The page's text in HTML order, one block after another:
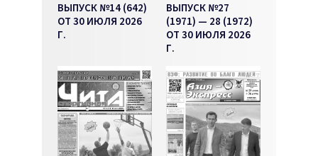
ВЫПУСК №14 (642)
ОТ 30 ИЮЛЯ 2026
Г.
ВЫПУСК №27
(1971) — 28 (1972)
ОТ 30 ИЮЛЯ 2026
Г.